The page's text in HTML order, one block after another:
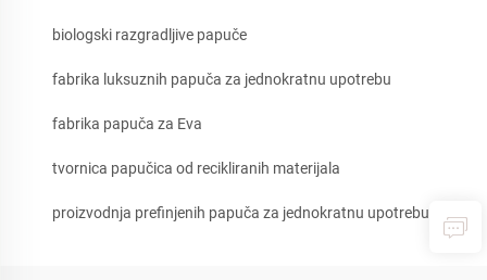
biologski razgradljive papuče
fabrika luksuznih papuča za jednokratnu upotrebu
fabrika papuča za Eva
tvornica papučica od recikliranih materijala
proizvodnja prefinjenih papuča za jednokratnu upotrebu